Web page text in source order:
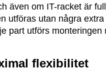
även om IT-racket är
utföras utan några
part utförs
flexibilitet